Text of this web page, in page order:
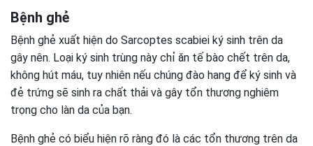
Bệnh ghẻ
Bệnh ghẻ xuất hiện do Sarcoptes scabiei ký sinh trên da
gây nên. Loại ký sinh trùng này chỉ ăn tế bào chết trên da,
không hút máu, tuy nhiên nếu chúng đào hang để ký sinh và
đẻ trứng sẽ sinh ra chất thải và gây tổn thương nghiêm
trọng cho làn da của bạn.
Bệnh ghẻ có biểu hiện rõ ràng đó là các tổn thương trên da